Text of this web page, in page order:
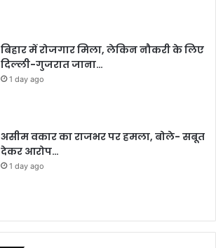
बिहार में रोजगार मिला, लेकिन नौकरी के लिए
दिल्ली-गुजरात जाना…
1 day ago
असीम वकार का राजभर पर हमला, बोले- सबूत
देकर आरोप…
1 day ago